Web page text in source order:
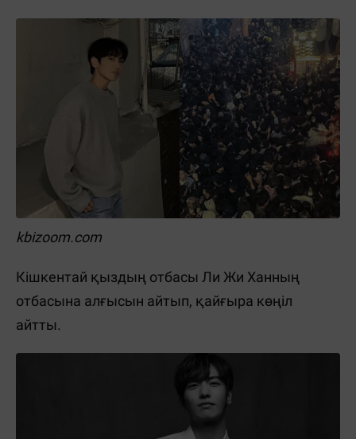
kbizoom.com
Кішкентай қыздың отбасы Ли Жи Ханның
отбасына алғысын айтып, қайғыра көңіл
айтты.